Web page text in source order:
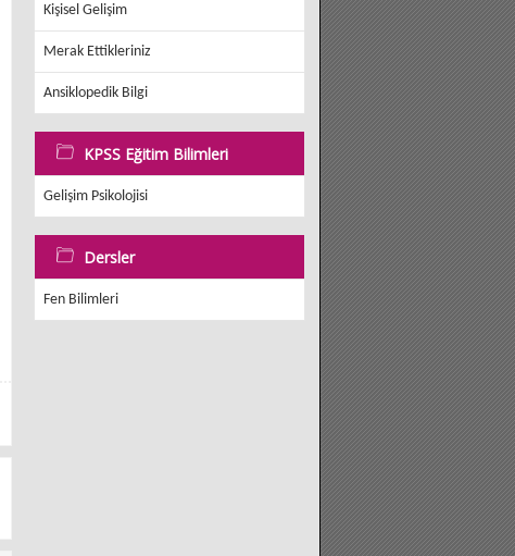
Kişisel Gelişim
Merak Ettikleriniz
Ansiklopedik Bilgi
KPSS Eğitim Bilimleri
Gelişim Psikolojisi
Dersler
Fen Bilimleri